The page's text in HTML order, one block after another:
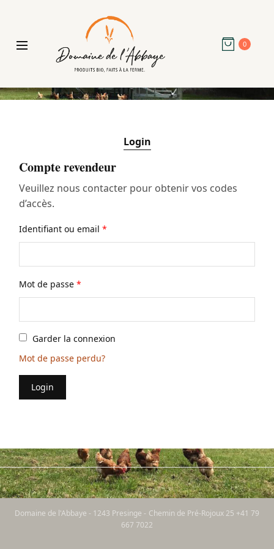
0
Login
Compte revendeur
Veuillez nous contacter pour obtenir vos codes
d’accès.
Identifiant ou email*
Mot de passe*
Garder la connexion
Mot de passe perdu?
Login
Domaine de l'Abbaye - 1243 Presinge - Chemin de Pré-Rojoux 25 +41 79
667 7022